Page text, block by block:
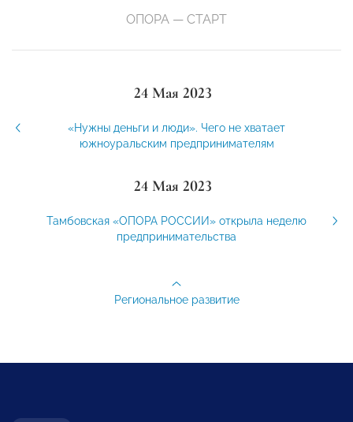
ОПОРА — СТАРТ
24 Мая 2023
«Нужны деньги и люди». Чего не хватает
южноуральским предпринимателям
24 Мая 2023
Тамбовская «ОПОРА РОССИИ» открыла неделю
предпринимательства
Региональное развитие